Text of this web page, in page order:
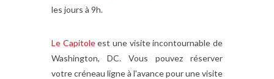
les jours à 9h.
Le Capitoleest une visite incontournable de
Washington, DC. Vous pouvez réserver
votre créneau ligne à l'avance pour une visite